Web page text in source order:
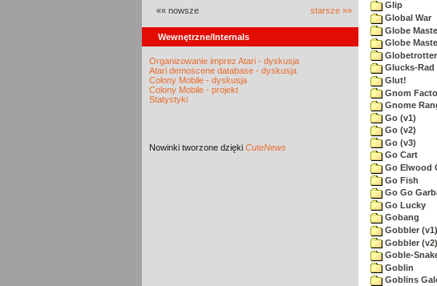
«« nowsze starsze »»
Wewnętrzne/Internals
Organizowanie imprez Atari - dyskusja
Atari demoscene database - dyskusja
Colony Mobile - dyskusja
Colony Mobile - projekt
Statystyki
Nowinki tworzone dzięki CuteNews
Glip
Global War
Globe
Globe
Globetrotter
Glucks-Rad
Glut!
Gnom
Gnome
Go (v1)
Go (v2)
Go (v3)
Go Cart
Go Elwood
Go Fish
Go Go
Go Lucky
Gobang
Gobbler (v1)
Gobbler (v2)
Goble-
Goblin
Goblins